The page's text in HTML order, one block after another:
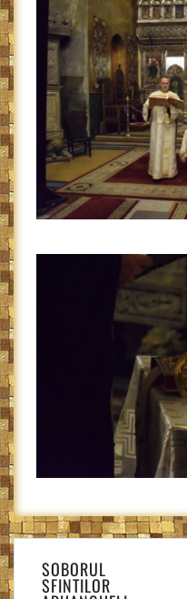
Navigare
în
articole
SOBORUL
SFINTILOR